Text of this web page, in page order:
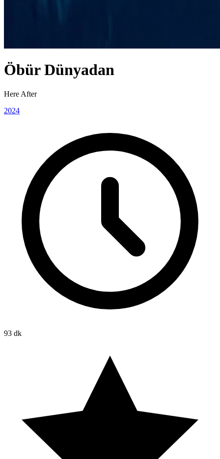
Öbür Dünyadan
Here After
2024
93 dk